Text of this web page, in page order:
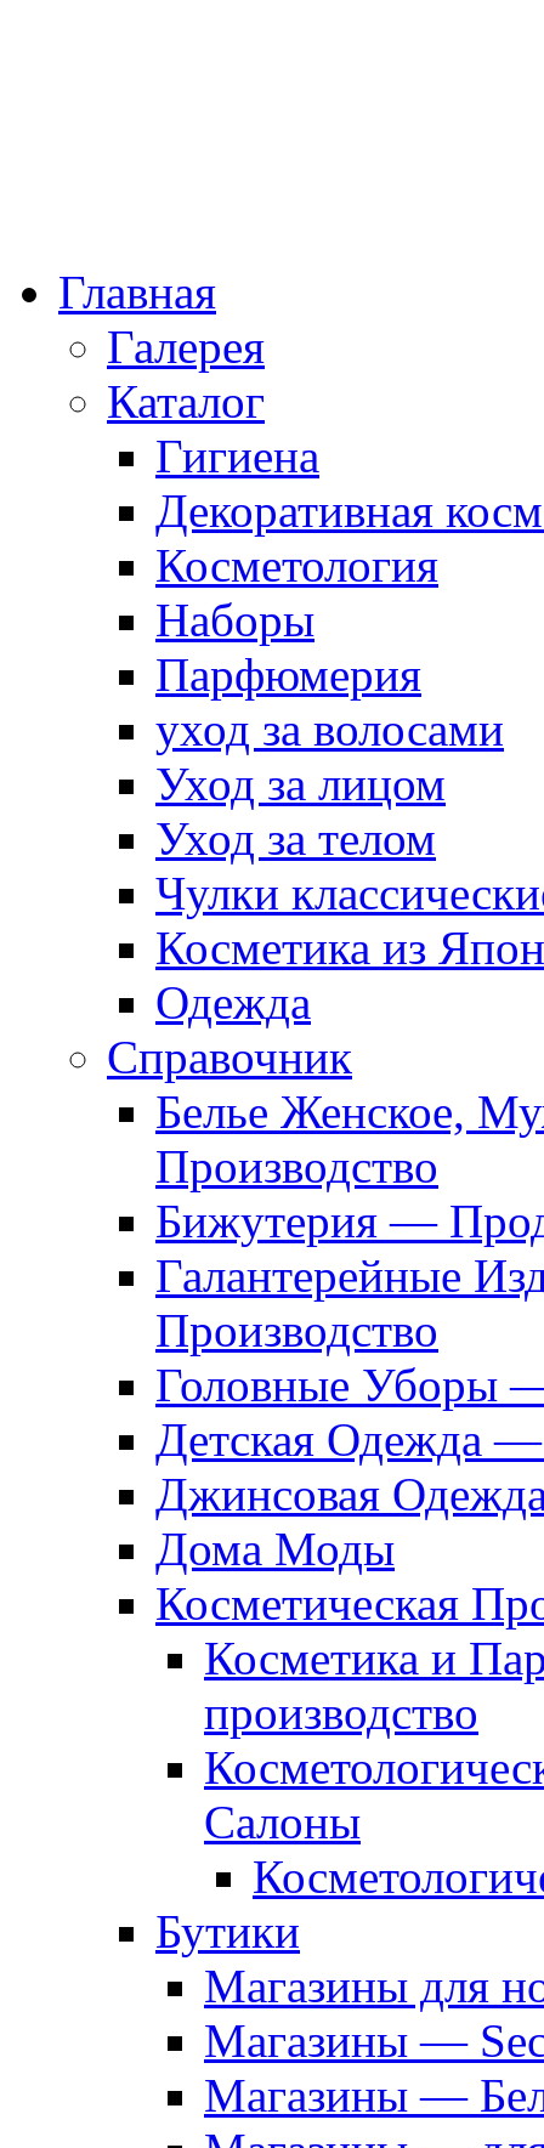
Главная
Галерея
Каталог
Гигиена
Декоративная
Косметология
Наборы
Парфюмерия
уход за волосами
Уход за лицом
Уход за телом
Чулки
Косметика из
Одежда
Справочник
Белье Женское,
Производство
Бижутерия —
Галантерейные
Производство
Головные Уборы
Детская Одежда
Джинсовая
Дома Моды
Косметическая
Косметика и
производство
Салоны
Бутики
Магазины для
Магазины —
Магазины —